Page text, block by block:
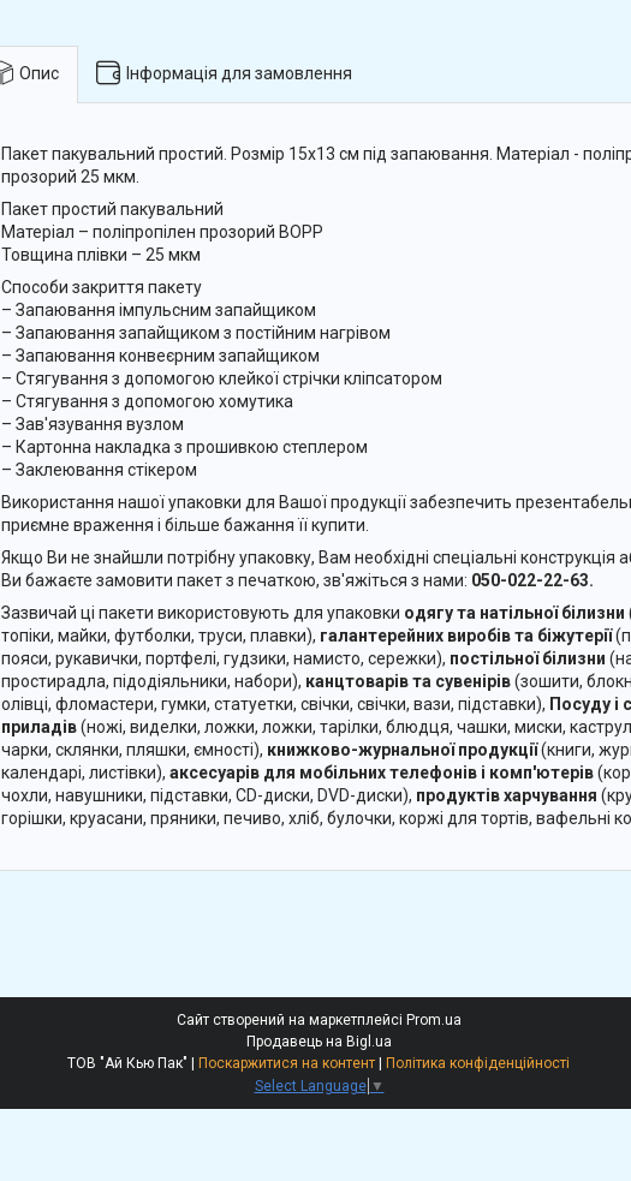
Опис Інформація для замовлення
Пакет пакувальний простий. Розмір 15x13 см під запаювання. Матеріал -
прозорий 25 мкм.
Пакет простий пакувальний
Матеріал – поліпропілен прозорий BOPP
Товщина плівки – 25 мкм
Способи закриття пакету
– Запаювання імпульсним запайщиком
– Запаювання запайщиком з постійним нагрівом
– Запаювання конвеєрним запайщиком
– Стягування з допомогою клейкої стрічки кліпсатором
– Стягування з допомогою хомутика
– Зав'язування вузлом
– Картонна накладка з прошивкою степлером
– Заклеювання стікером
Використання нашої упаковки для Вашої продукції забезпечить
приємне враження і більше бажання її купити.
Якщо Ви не знайшли потрібну упаковку, Вам необхідні спеціальні конструкція
Ви бажаєте замовити пакет з печаткою, зв'яжіться з нами: 050-022-22-63.
Зазвичай ці пакети використовують для упаковки одягу та натільної білизни
топіки, майки, футболки, труси, плавки), галантерейних виробів та біжутерії
пояси, рукавички, портфелі, гудзики, намисто, сережки), постільної білизни
простирадла, підодіяльники, набори), канцтоварів та сувенірів(зошити,
олівці, фломастери, гумки, статуетки, свічки, свічки, вази, підставки), Посуду і
приладів(ножі, виделки, ложки, ложки, тарілки, блюдця, чашки, миски,
чарки, склянки, пляшки, ємності), книжково-журнальної продукції(книги,
календарі, листівки), аксесуарів для мобільних телефонів і комп'ютерів
чохли, навушники, підставки, CD-диски, DVD-диски), продуктів харчування
горішки, круасани, пряники, печиво, хліб, булочки, коржі для тортів, вафельні
Сайт створений на маркетплейсі Prom.ua
Продавець на Bigl.ua
Поскаржитися на контент
Політика конфіденційності
Select Language ▼